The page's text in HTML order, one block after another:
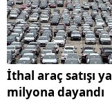
İthal araç satışı
milyona dayandı